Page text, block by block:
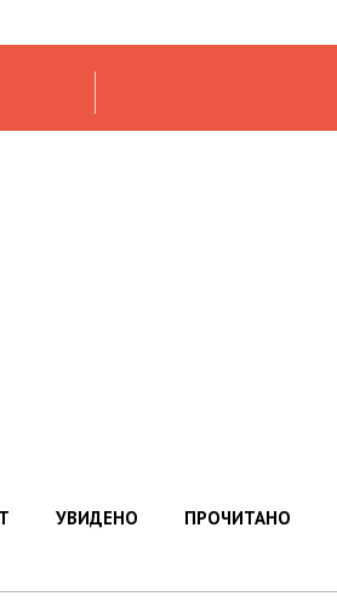
УВИДЕНО ПРОЧИТАНО